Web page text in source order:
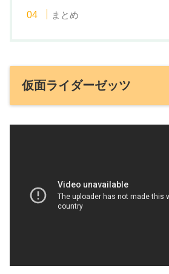
まとめ
仮面ライダーゼッツ